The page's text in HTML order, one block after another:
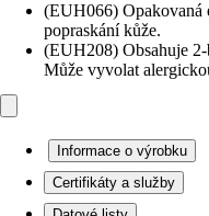
(EUH066) Opakovaná
popraskání kůže.
(EUH208) Obsahuje
Může vyvolat
Informace o výrobku
Certifikáty a služby